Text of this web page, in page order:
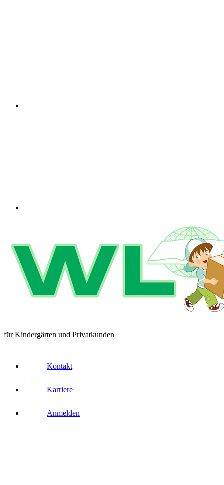
für Kindergärten und Privatkunden
Kontakt
Karriere
Anmelden